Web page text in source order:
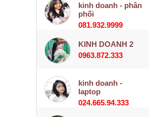
kinh doanh - phân
phối
081.932.9999
KINH DOANH 2
0963.872.333
kinh doanh -
laptop
024.665.94.333